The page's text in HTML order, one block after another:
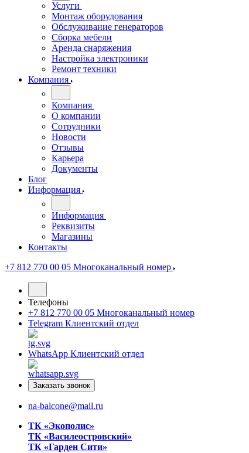
Услуги
Монтаж оборудования
Обслуживание генераторов
Сборка мебели
Аренда снаряжения
Настройка электроники
Ремонт техники
Компания
Компания
О компании
Сотрудники
Новости
Отзывы
Карьера
Документы
Блог
Информация
Информация
Реквизиты
Магазины
Контакты
+7 812 770 00 05 Многоканальный номер
Телефоны
+7 812 770 00 05 Многоканальный номер
Telegram Клиентский отдел
WhatsApp Клиентский отдел
Заказать звонок
na-balcone@mail.ru
ТК «Экополис»
ТК «Василеостровский»
ТК «Гарден Сити»